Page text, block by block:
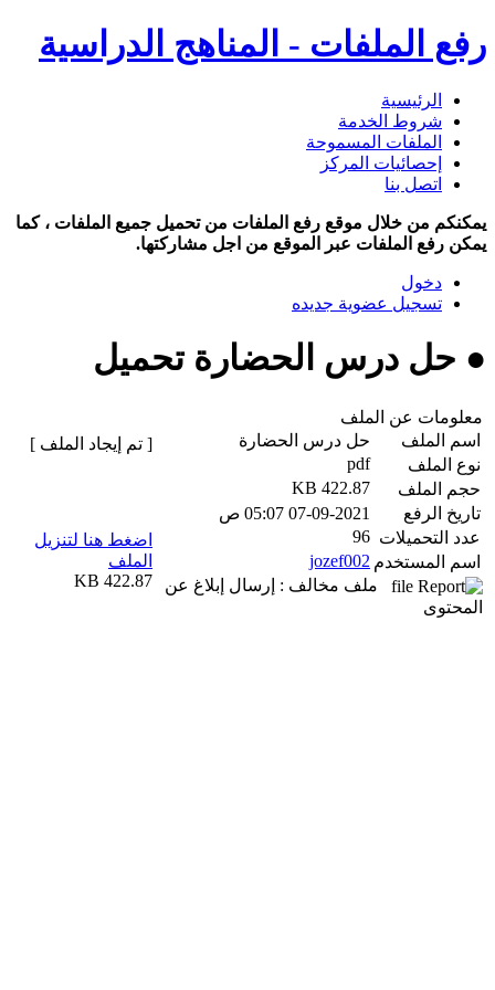
رفع الملفات - المناهج الدراسية
الرئيسية
شروط الخدمة
الملفات المسموحة
إحصائيات المركز
اتصل بنا
يمكنكم من خلال موقع رفع الملفات من تحميل جميع الملفات ، كما
يمكن رفع الملفات عبر الموقع من اجل مشاركتها.
دخول
تسجيل عضوية جديده
● حل درس الحضارة تحميل
معلومات عن الملف
اسم الملف
حل درس الحضارة
نوع الملف
pdf
حجم الملف
422.87 KB
تاريخ الرفع
07-09-2021 05:07 ص
عدد التحميلات 96
اسم المستخدم jozef002
ملف مخالف : إرسال إبلاغ عن
المحتوى
[ تم إيجاد الملف ]
اضغط هنا لتنزيل
الملف
422.87 KB